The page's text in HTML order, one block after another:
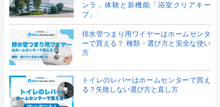
ンラ」体験と新機能「浴室クリアキー
プ」
排水管つまり用ワイヤーはホームセンタ
ーで買える？ 種類・選び方と安全な使い
方
トイレのレバーはホームセンターで買え
る？失敗しない選び方と直し方